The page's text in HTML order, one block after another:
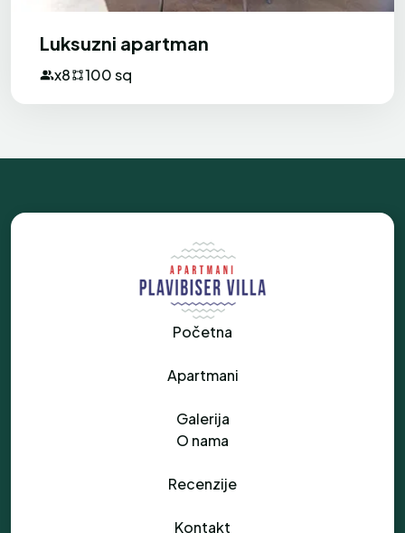
Luksuzni apartman
x8 100 sq
Početna
Apartmani
Galerija
O nama
Recenzije
Kontakt